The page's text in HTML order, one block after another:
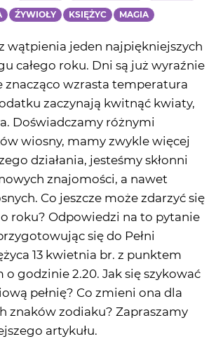
ŹYWIOŁY KSIĘŻYC MAGIA
wątpienia jeden najpiękniejszych
całego roku. Dni są już wyraźnie
znacząco wzrasta temperatura
zaczynają kwitnąć kwiaty,
Doświadczamy różnymi
wiosny, mamy zwykle więcej
działania, jesteśmy skłonni
znajomości, a nawet
Co jeszcze może zdarzyć się
roku? Odpowiedzi na to pytanie
się do Pełni
13 kwietnia br. z punktem
godzinie 2.20. Jak się szykować
pełnię? Co zmieni ona dla
znaków zodiaku? Zapraszamy
artykułu.